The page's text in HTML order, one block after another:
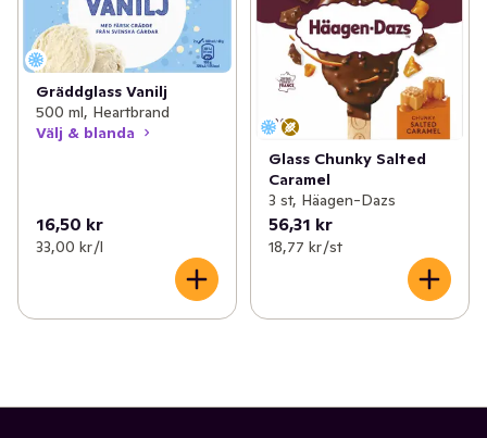
Gräddglass Vanilj
500 ml, Heartbrand
Välj & blanda
16,50 kr
33,00 kr /l
Glass Chunky Salted
Caramel
3 st, Häagen-Dazs
56,31 kr
18,77 kr /st